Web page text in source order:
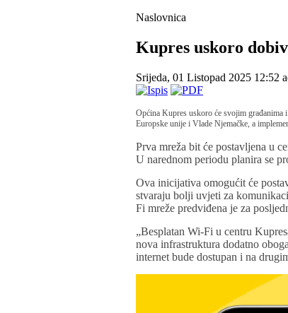
Naslovnica
Kupres uskoro
Srijeda, 01 Listopad 2025 12:52
Općina Kupres uskoro će svojim
Europske unije i Vlade Njemačke, a
Prva mreža bit će postavljena u
U narednom periodu planira se
Ova inicijativa omogućit će
stvaraju bolji uvjeti za
Fi mreže predviđena je za
„Besplatan Wi-Fi u centru
nova infrastruktura dodatno
internet bude dostupan i na